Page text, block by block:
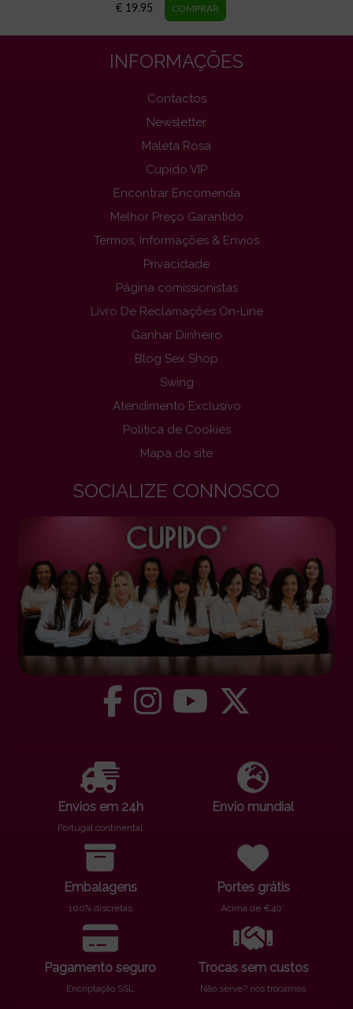
€ 19.95
INFORMAÇÕES
Contactos
Newsletter
Maleta Rosa
Cupido VIP
Encontrar Encomenda
Melhor Preço Garantido
Termos, Informações & Envios
Privacidade
Página comissionistas
Livro De Reclamações On-Line
Ganhar Dinheiro
Blog Sex Shop
Swing
Atendimento Exclusivo
Politica de Cookies
Mapa do site
SOCIALIZE CONNOSCO
Envios em 24h
Portugal continental
Envio mundial
Embalagens
100% discretas
Portes grátis
Acima de €40*
Pagamento seguro
Encriptação SSL
Trocas sem custos
Não serve? nós trocamos